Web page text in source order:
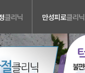
클리닉 만성피로클리닉
보약
불면증